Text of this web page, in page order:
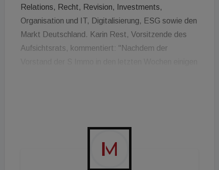
Relations, Recht, Revision, Investments,
Organisation und IT, Digitalisierung, ESG sowie den
Markt Deutschland. Karin Rest, Vorsitzende des
Aufsichtsrats, kommentiert: "Nachdem der
Bestellung zum Vorstand wesentlich zu den
Erfolgen der Gesellschaft beigetragen und der
Aufsichtsrat ist überzeugt davon, dass die S Immo